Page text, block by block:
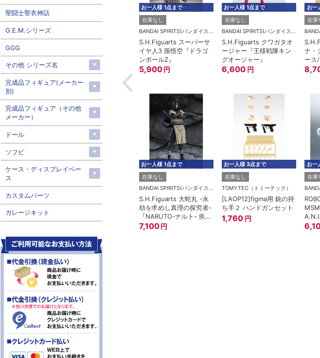
お一人様 1点まで
在庫なし
BANDAI SPIRITS(バンダイスピリッツ)
S.H.Figuarts スーパーサ
イヤ人3 孫悟空『ドラゴ
ンボールZ』
5,900 円
お一人様 1点まで
在庫なし
BANDAI SPIRITS(バンダイスピリッツ)
S.H.Figuarts クワガタオ
ージャー『王様戦隊キン
グオージャー』
6,600 円
お一
在庫
ナ・
ース
櫃》
お一人様 1点まで
在庫なし
BANDAI SPIRITS(バンダイスピリッツ)
S.H.Figuarts 大蛇丸 -永
劫を求めし真理の探究者-
『NARUTO-ナルト- 疾風
伝』
7,100 円
お一人様 3点まで
在庫なし
TOMYTEC（トミーテック）
[LAOP12]figma用 銃の持
ち手２ ハンドガンセット
1,760 円
お一
在庫
聖闘士聖衣神話
G.E.M.シリーズ
GGG
その他 シリーズ名
完成品フィギュア(メーカー
別)
完成品フィギュア（その他
メーカー）
ドール
ソフビ
ケース・ディスプレイベー
ス
カスタムパーツ
ガレージキット